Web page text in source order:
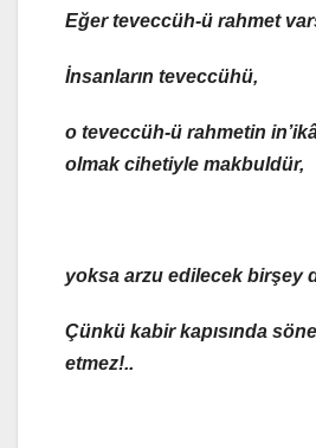
Eğerteveccüh-ü rahmet
İnsanların teveccühü,
o teveccüh-ü rahmetin
olmak cihetiyle makbuldür,
yoksa arzu edilecek birşey
Çünkü kabir kapısında
etmez!..